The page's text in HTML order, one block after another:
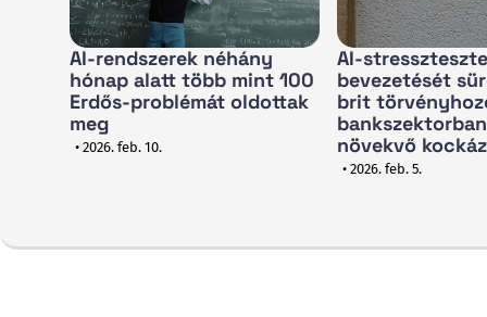
AI-rendszerek néhány
hónap alatt több mint 100
Erdős-problémát oldottak
meg
• 2026. feb. 10.
AI-
bevezetését
brit
növekvő
• 2026. feb. 5.